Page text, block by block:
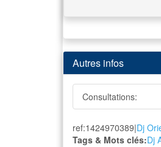
Autres infos
Consultations:
ref:1424970389|Dj
Tags & Mots clés:Dj